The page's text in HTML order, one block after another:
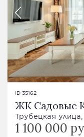
ID 35162
ЖК Садовые
Трубецкая улица,
1 100 000